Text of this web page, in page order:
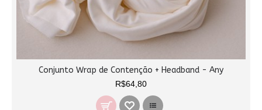
Conjunto Wrap de Contenção + Headband - Any
R$64,80